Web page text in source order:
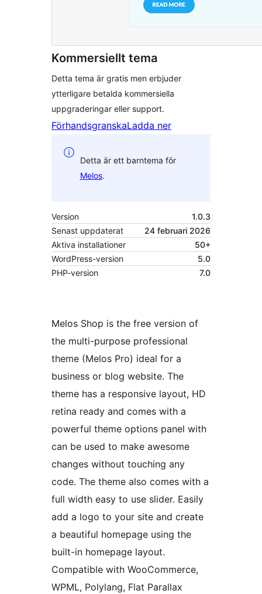
Kommersiellt tema
Detta tema är gratis men erbjuder
ytterligare betalda kommersiella
uppgraderingar eller support.
FörhandsgranskaLadda ner
Detta är ett barntema för
Melos.
Version
1.0.3
Senast uppdaterat
24 februari 2026
Aktiva installationer
50+
WordPress-version
5.0
PHP-version
7.0
Melos Shop is the free version of
the multi-purpose professional
theme (Melos Pro) ideal for a
business or blog website. The
theme has a responsive layout, HD
retina ready and comes with a
powerful theme options panel with
can be used to make awesome
changes without touching any
code. The theme also comes with a
full width easy to use slider. Easily
add a logo to your site and create
a beautiful homepage using the
built-in homepage layout.
Compatible with WooCommerce,
WPML, Polylang, Flat Parallax